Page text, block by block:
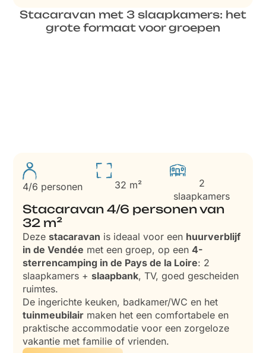
Stacaravan met 3 slaapkamers: het
grote formaat voor groepen
4/6 personen 32 m²
2
slaapkamers
Stacaravan 4/6 personen van
32 m²
Dezestacaravan is ideaal voor een huurverblijf
in de Vendée met een groep, op een4-
sterrencamping in de Pays de la Loire: 2
slaapkamers +slaapbank, TV, goed gescheiden
ruimtes.
De ingerichte keuken, badkamer/WC en het
tuinmeubilair maken het een comfortabele en
praktische accommodatie voor een zorgeloze
vakantie met familie of vrienden.